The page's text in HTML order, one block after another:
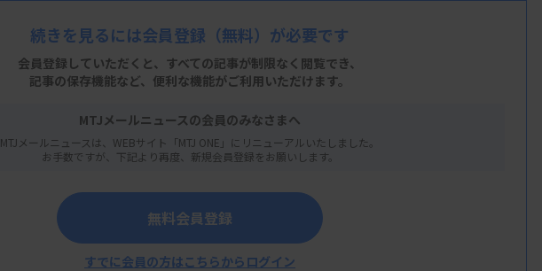
続きを見るには会員登録 （無料）が必要です
会員登録していただくと、すべての記事が制限なく閲覧でき、
記事の保存機能など、便利な機能がご利用いただけます。
MTJメールニュースの会員のみなさまへ
MTJメールニュースは、WEBサイト「MTJ ONE」にリニューアルいたしました。
お手数ですが、下記より再度、新規会員登録をお願いします。
無料会員登録
すでに会員の方はこちらからログイン